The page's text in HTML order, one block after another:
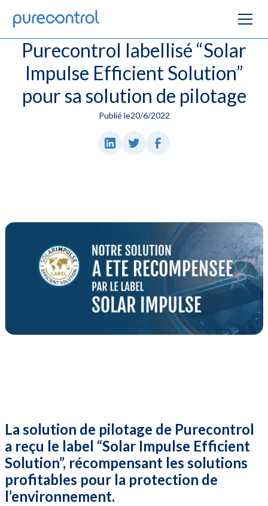
Purecontrol labellisé “Solar
Impulse Efficient Solution”
pour sa solution de pilotage
Publié le20/6/2022
La solution de pilotage de Purecontrol
a reçu le label “Solar Impulse Efficient
Solution”, récompensant les solutions
profitables pour la protection de
l’environnement.